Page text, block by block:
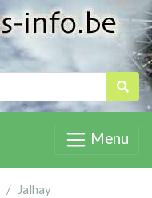
Menu
Jalhay